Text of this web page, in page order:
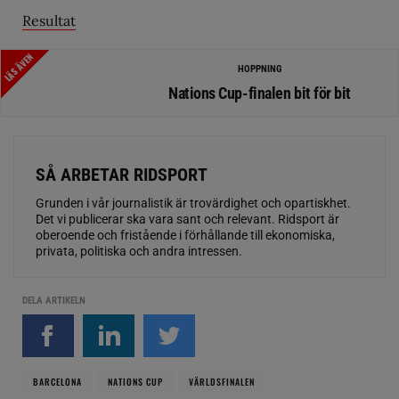
Resultat
LÄS ÄVEN HOPPNING
Nations Cup-finalen bit för bit
SÅ ARBETAR RIDSPORT
Grunden i vår journalistik är trovärdighet och opartiskhet.
Det vi publicerar ska vara sant och relevant. Ridsport är
oberoende och fristående i förhållande till ekonomiska,
privata, politiska och andra intressen.
DELA ARTIKELN
BARCELONA NATIONS CUP VÄRLDSFINALEN